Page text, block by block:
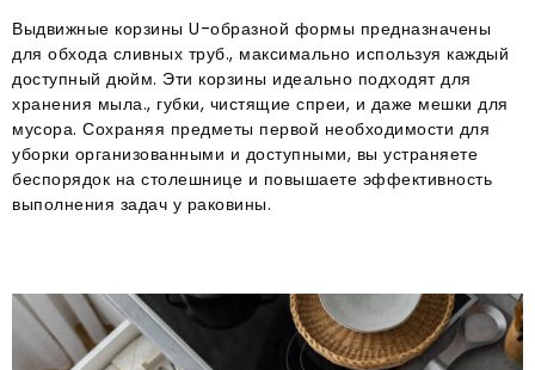
Выдвижные корзины U-образной формы предназначены
для обхода сливных труб., максимально используя каждый
доступный дюйм. Эти корзины идеально подходят для
хранения мыла., губки, чистящие спреи, и даже мешки для
мусора. Сохраняя предметы первой необходимости для
уборки организованными и доступными, вы устраняете
беспорядок на столешнице и повышаете эффективность
выполнения задач у раковины.